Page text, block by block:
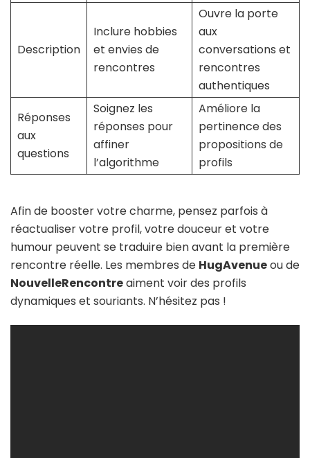
Description
Inclure hobbies
et envies de
rencontres
Ouvre la porte
aux
conversations et
rencontres
authentiques
Réponses
aux
questions
Soignez les
réponses pour
affiner
l’algorithme
Améliore la
pertinence des
propositions de
profils
Afin de booster votre charme, pensez parfois à
réactualiser votre profil, votre douceur et votre
humour peuvent se traduire bien avant la première
rencontre réelle. Les membres de HugAvenueou de
NouvelleRencontreaiment voir des profils
dynamiques et souriants. N’hésitez pas !